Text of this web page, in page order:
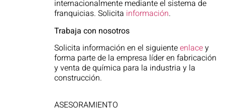
internacionalmente mediante el sistema de
franquicias. Solicita información.
Trabaja con nosotros
Solicita información en el siguienteenlacey
forma parte de la empresa líder en fabricación
y venta de química para la industria y la
construcción.
ASESORAMIENTO